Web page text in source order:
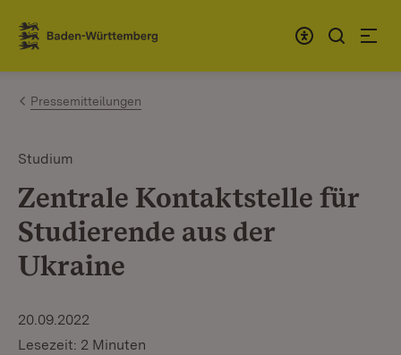
Zum Inhalt springen
Link zur Startseite
Pressemitteilungen
Studium
Zentrale Kontaktstelle für
Studierende aus der
Ukraine
20.09.2022
Lesezeit: 2 Minuten